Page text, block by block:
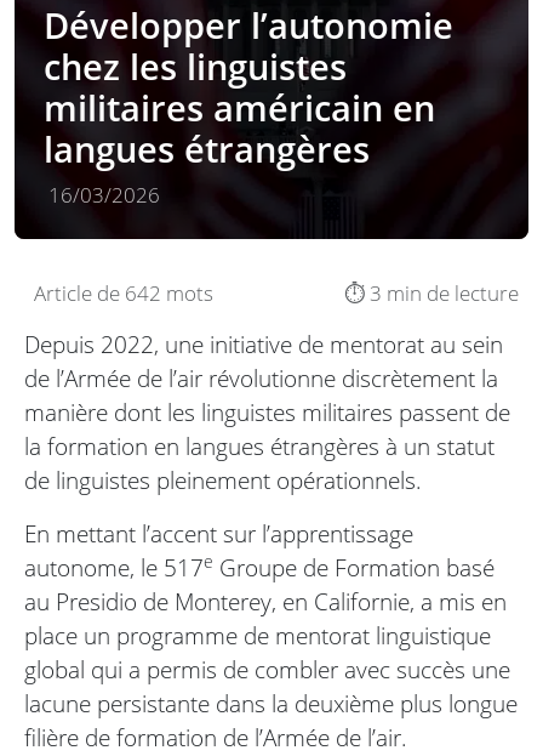
Développer l’autonomie
chez les linguistes
militaires américain en
langues étrangères
16/03/2026
Article de 642 mots ⏱️ 3 min de lecture
Depuis 2022, une initiative de mentorat au sein
de l’Armée de l’air révolutionne discrètement la
manière dont les linguistes militaires passent de
la formation en langues étrangères à un statut
de linguistes pleinement opérationnels.
En mettant l’accent sur l’apprentissage
autonome, le 517e Groupe de Formation basé
au Presidio de Monterey, en Californie, a mis en
place un programme de mentorat linguistique
global qui a permis de combler avec succès une
lacune persistante dans la deuxième plus longue
filière de formation de l’Armée de l’air.